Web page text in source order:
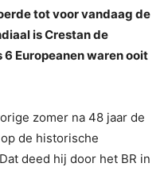
tot voor vandaag de
is Crestan de
Europeanen waren ooit
zomer na 48 jaar de
de historische
deed hij door het BR in